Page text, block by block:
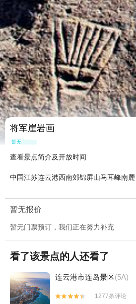
将军崖岩画
暂无点评
查看景点简介及开放时间
中国江苏连云港西南郊锦屏山马耳峰南麓
暂无报价
暂无门票预订，我们正在努力补充
看了该景点的人还看了
连云港市连岛景区(5A)


1277条评论